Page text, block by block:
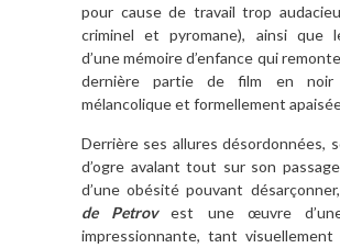
pour cause de travail trop
criminel et pyromane), ainsi que
d’une mémoire d’enfance qui
dernière partie de film en
mélancolique et formellement
Derrière ses allures désordonnées,
d’ogre avalant tout sur son
d’une obésité pouvant désarçonner,
de Petrovest une œuvre
impressionnante, tant visuellement